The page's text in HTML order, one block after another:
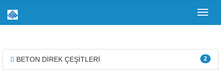
2
BETON DİREK ÇEŞİTLERİ